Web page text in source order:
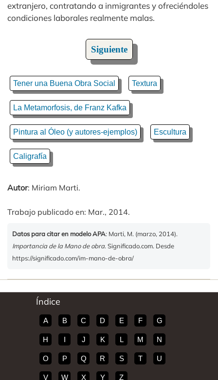
extranjero, contratando a inmigrantes y ofreciéndoles
condiciones laborales realmente malas.
Siguiente
Tener una Buena Obra Social Textura
La Metamorfosis, de Franz Kafka
Pintura al Óleo (y autores-ejemplos) Escultura
Caligrafía
Autor: Miriam Marti.
Trabajo publicado en: Mar., 2014.
Datos para citar en modelo APA: Marti, M. (marzo, 2014).
Importancia de la Mano de obra. Significado.com. Desde
https://significado.com/im-mano-de-obra/
Índice
A B C D E F G
H I J K L M N
O P Q R S T U
V W X Y Z